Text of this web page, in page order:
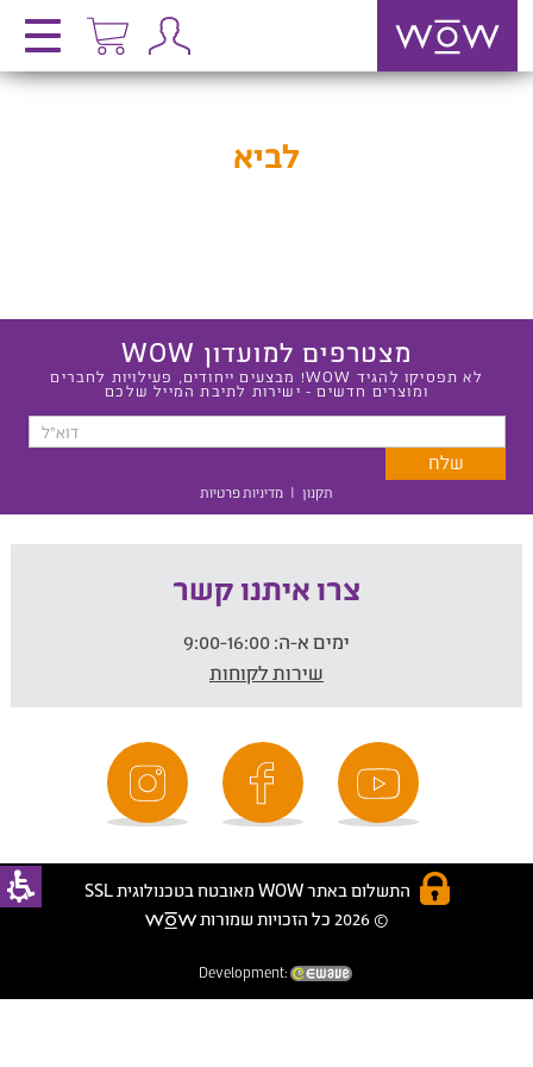
לביא
מצטרפים למועדון WOW
לא תפסיקו להגיד WOW! מבצעים ייחודים, פעילויות לחברים
ומוצרים חדשים - ישירות לתיבת המייל שלכם
תקנון | מדיניות פרטיות
צרו איתנו קשר
ימים א-ה:
שירות לקוחות
התשלום באתר WOW מאובטח בטכנולוגית SSL
© 2026 כל הזכויות שמורות
Development: